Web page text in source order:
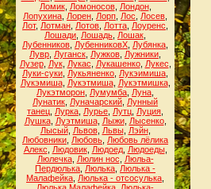
Ломик, Ломоносов, Лондон,
Лопухина Лорен Лорп Лос Лосев
Лот, Лотман Лотов Лотта Лоуренс
Лошади Лошадь Лошак
Лубенников ЛубенниковХ Лубянка
Лувр Луганск Лужков Лужники
Лузер, Лук, Лукас Лукашенко, Лукес
Луки-суки Лукьяненко Лукэимиша
Лукэмиша, Лукэтмиша, Лукэтмишка,
Лукэтморон Лумумба Луна
Лунатик Луначарский Лунный
танец Лурка Лурье Лутц Луция
Лушка, Луэтмиша, Лыжи, Лысенко,
Лысый, Львов, Львы, Лэйн,
Любовники Любовь Любовь лёлика
Алекс
Людовик, Людоед, Людоеды,
Люлечка, Люлин нос
Люльа-
Пердюлька Люлька Люлька -
Малафейка Люлька - отсосулька